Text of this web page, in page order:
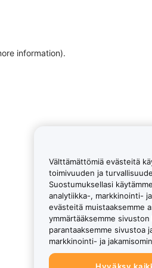
information).
Välttämättömiä evästeitä
toimivuuden ja
Suostumuksellasi
analytiikka-, markkinointi-
evästeitä muistaaksemme
ymmärtääksemme sivuston
parantaaksemme sivustoa
markkinointi- ja